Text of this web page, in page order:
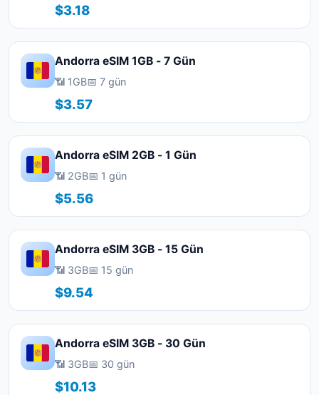
$3.18
Andorra eSIM 1GB - 7 Gün
📶 1GB📅 7 gün
$3.57
Andorra eSIM 2GB - 1 Gün
📶 2GB📅 1 gün
$5.56
Andorra eSIM 3GB - 15 Gün
📶 3GB📅 15 gün
$9.54
Andorra eSIM 3GB - 30 Gün
📶 3GB📅 30 gün
$10.13